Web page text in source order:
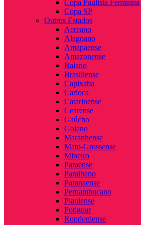
Copa Paulista Feminina
Copa SP
Outros Estados
Acreano
Alagoano
Amapaense
Amazonense
Baiano
Brasiliense
Capixaba
Carioca
Catarinense
Cearense
Gaúcho
Goiano
Maranhense
Mato-Grossense
Mineiro
Paraense
Paraibano
Paranaense
Pernambucano
Piauiense
Potiguar
Rondoniense